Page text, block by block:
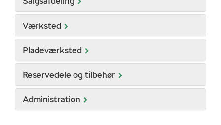
Værksted
Pladeværksted
Reservedele og tilbehør
Administration